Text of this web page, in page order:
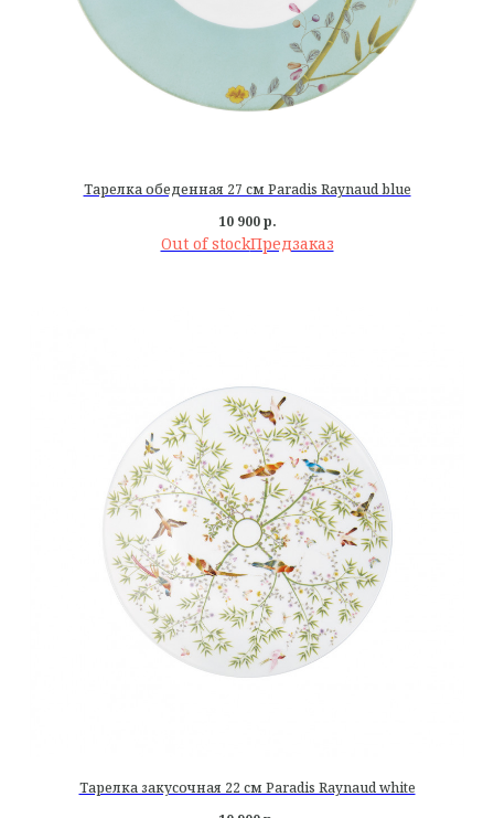
Тарелка обеденная 27 см Paradis Raynaud blue
10 900 р.
Out of stock
Тарелка закусочная 22 см Paradis Raynaud white